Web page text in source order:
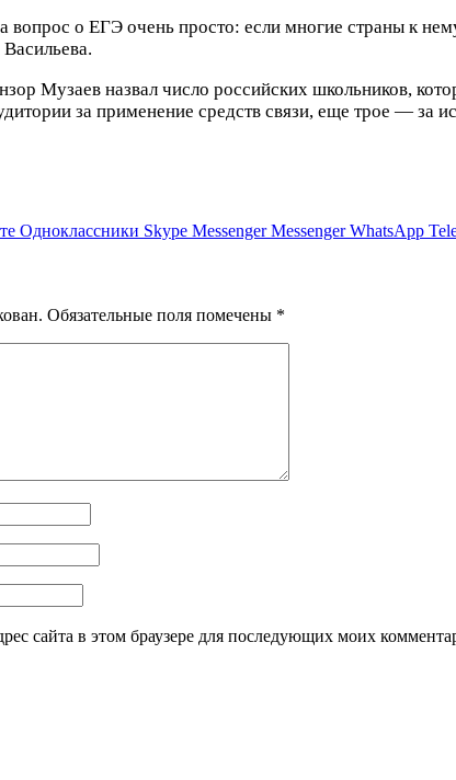
вопрос о ЕГЭ очень просто: если многие страны к
Музаев назвал число российских школьников,
за применение средств связи, еще трое — за
Одноклассники Skype Messenger Messenger WhatsApp
Обязательные поля помечены *
сайта в этом браузере для последующих моих